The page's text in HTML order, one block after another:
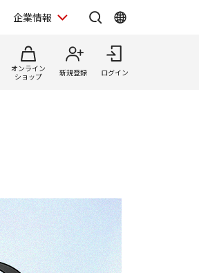
企業情報
オンライン
ショップ
新規登録 ログイン